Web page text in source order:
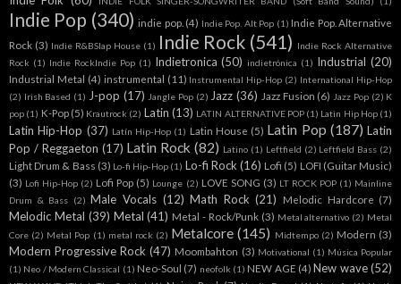
Indie Pop (340) indie pop. (4) Indie Pop. Alt Pop (1) Indie Pop. Alternative
Rock (3) Indie R&BSlap House (1) Indie Rock (541) Indie Rock Alternative
Rock (1) Indie RockIndie Pop (1) Indietronica (50) indietrónica (1) Industrial (20)
Industrial Metal (4) instrumental (11) Instrumental Hip-Hop (2) International Hip-Hop
(2) Irish Based (1) J-pop (17) Jangle Pop (2) Jazz (36) Jazz Fusion (6) Jazz Pop (2) K
pop (1) K-Pop (5) Krautrock (2) Latin (13) LATIN ALTERNATIVE POP (1) Latin Hip Hop (1)
Latin Hip-Hop (37) Latín Hip-Hop (1) Latin House (5) Latin Pop (187) Latin
Pop / Reggaeton (17) Latin Rock (82) Latino (1) Leftfield (2) Leftfield Bass (2)
Light Drum & Bass (3) Lo-fi Hip-Hop (1) Lo-fi Rock (16) Lofi (5) LOFI (Guitar Music)
(3) Lofi Hip-Hop (2) Lofi Pop (5) Lounge (2) LOVE SONG (3) LT ROCK POP (1) Mainline
Drum & Bass (2) Male Vocals (12) Math Rock (21) Melodic Hardcore (7)
Melodic Metal (39) Metal (41) Metal - Rock/Punk (3) Metal alternativo (2) Metal
Core (2) Metal Pop (1) metal rock (2) Metalcore (145) Midtempo (2) Modern (3)
Modern Progressive Rock (47) Moombahton (3) Motivational (1) Música Popular
(1) Neo / Modern Classical (1) Neo-Soul (7) neofolk (1) NEW AGE (4) New wave (52)